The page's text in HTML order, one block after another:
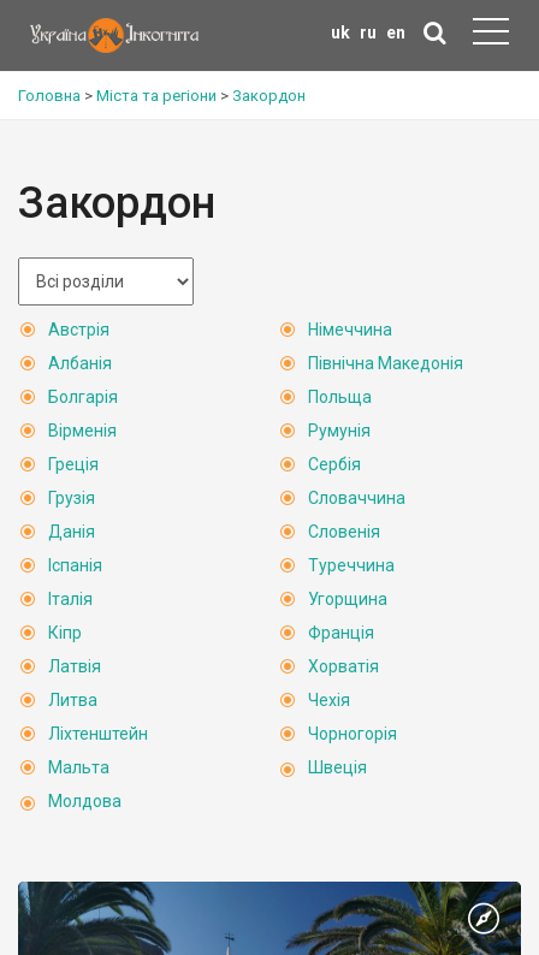
uk ru en
Головна > Міста та регіони > Закордон
Закордон
Австрія
Албанія
Болгарія
Вірменія
Греція
Грузія
Данія
Іспанія
Італія
Кіпр
Латвія
Литва
Ліхтенштейн
Мальта
Молдова
Німеччина
Північна Македонія
Польща
Румунія
Сербія
Словаччина
Словенія
Туреччина
Угорщина
Франція
Хорватія
Чехія
Чорногорія
Швеція